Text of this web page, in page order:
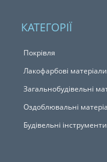
КАТЕГОРІЇ
Покрівля
Лакофарбові матеріали
Загальнобудівельні
Оздоблювальні
Будівельні інструменти